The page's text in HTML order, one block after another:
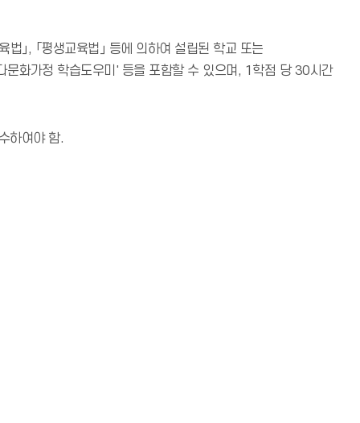
」, 「평생교육법」 등에 의하여 설립된 학교 또는
화가정 학습도우미' 등을 포함할 수 있으며, 1학점 당 30시간
하여야 함.